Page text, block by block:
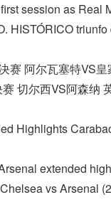
session as Real
HISTÓRICO
阿尔瓦塞特VS
切尔西VS阿森纳
Highlights
extended
vs Arsenal